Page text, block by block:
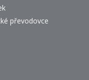
převodovce